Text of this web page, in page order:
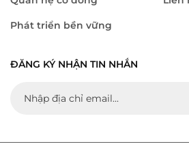
Phát triển bền vững
ĐĂNG KÝ NHẬN TIN NHẮN